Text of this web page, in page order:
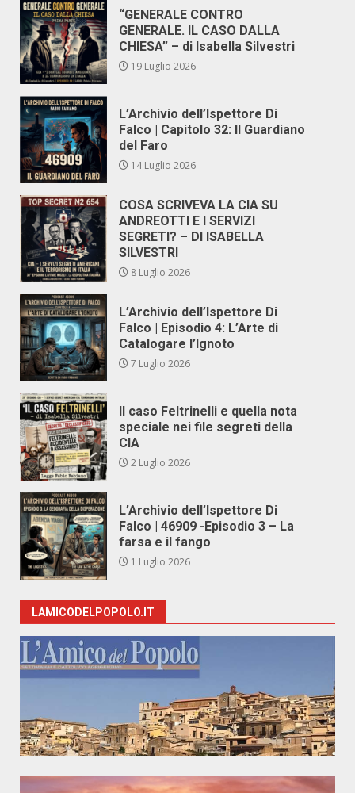
“GENERALE CONTRO
GENERALE. IL CASO DALLA
CHIESA” – di Isabella Silvestri
19 Luglio 2026
L’Archivio dell’Ispettore Di
Falco | Capitolo 32: Il Guardiano
del Faro
14 Luglio 2026
COSA SCRIVEVA LA CIA SU
ANDREOTTI E I SERVIZI
SEGRETI? – DI ISABELLA
SILVESTRI
8 Luglio 2026
L’Archivio dell’Ispettore Di
Falco | Episodio 4: L’Arte di
Catalogare l’Ignoto
7 Luglio 2026
Il caso Feltrinelli e quella nota
speciale nei file segreti della
CIA
2 Luglio 2026
L’Archivio dell’Ispettore Di
Falco | 46909 -Episodio 3 – La
farsa e il fango
1 Luglio 2026
LAMICODELPOPOLO.IT